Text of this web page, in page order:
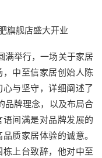
旗舰店盛大开业
满举行，一场关于家居
中至信家居创始人陈
与坚守，详细阐述了
品牌理念，以及布局合
间满是对品牌发展的
质家居体验的诚意。
上台致辞，他对中至